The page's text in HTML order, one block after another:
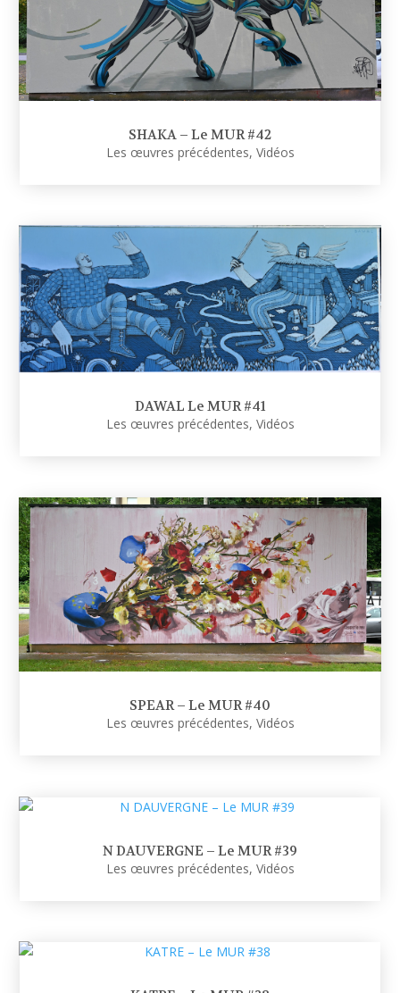
SHAKA – Le MUR #42
Les œuvres précédentes, Vidéos
DAWAL Le MUR #41
Les œuvres précédentes, Vidéos
SPEAR – Le MUR #40
Les œuvres précédentes, Vidéos
N DAUVERGNE – Le MUR #39
Les œuvres précédentes, Vidéos